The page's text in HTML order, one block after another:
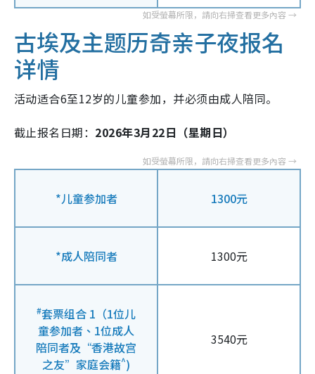
古埃及主题历奇亲子夜报名
详情
活动适合6至12岁的儿童参加，并必须由成人陪同。
截止报名日期： 2026年3月22日（星期日）
*儿童参加者 1300元
*成人陪同者 1300元
#套票组合 1（1位儿
童参加者、1位成人
陪同者及“香港故宫
之友”家庭会籍^)
3540元